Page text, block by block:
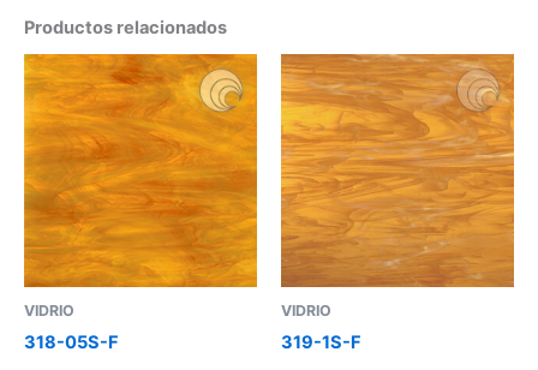
Productos relacionados
VIDRIO
318-05S-F
VIDRIO
319-1S-F